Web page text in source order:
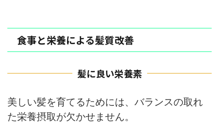
食事と栄養による髪質改善
髪に良い栄養素
美しい髪を育てるためには、バランスの取れ
た栄養摂取が欠かせません。